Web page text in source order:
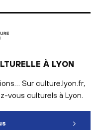
À LYON
Sur culture.lyon.fr,
vous culturels à Lyon.
Toute l'actualité culturelle